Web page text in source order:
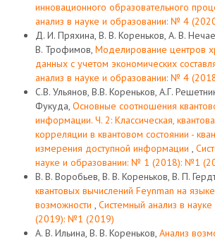
инновационного образовательного
анализ в науке и образовании: № 4
Д. И. Пряхина, В. В. Кореньков, А. В.
В. Трофимов, Моделирование центров
данных с учетом экономических
анализ в науке и образовании: № 4
С.В. Ульянов, В.В. Кореньков, А.Г.
Фукуда, Основные соотношения
информации. Ч. 2: Классическая,
корреляции в квантовом состоянии -
измерения доступной информации ,
науке и образовании: № 1 (2018): №1
В. В. Воробьев, В. В. Кореньков, В. П.
квантовых вычислений Feynman на
возможности , Системный анализ в
(2019): №1 (2019)
А. В. Ильина, В. В. Кореньков, Анализ